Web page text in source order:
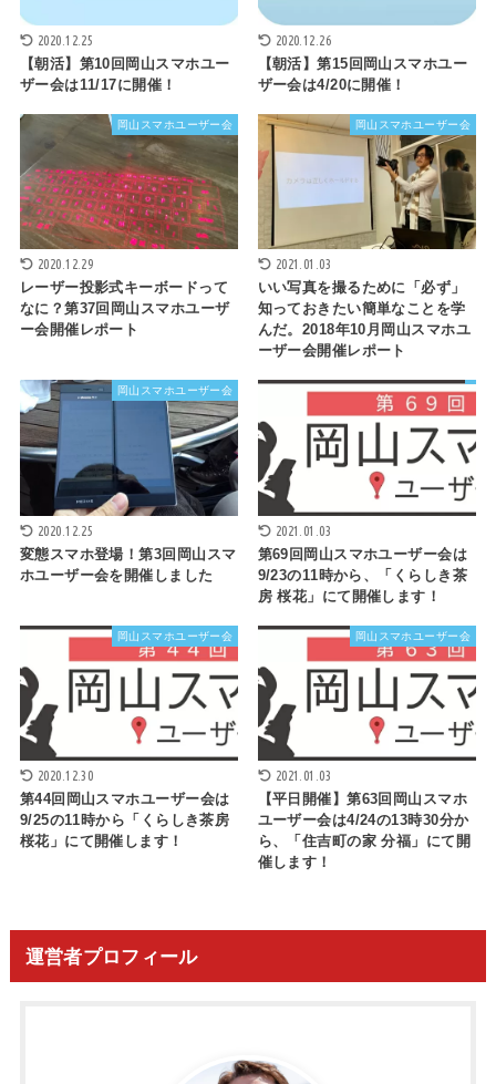
2020.12.25
【朝活】第10回岡山スマホユー
ザー会は11/17に開催！
2020.12.26
【朝活】第15回岡山スマホユー
ザー会は4/20に開催！
岡山スマホユーザー会
2020.12.29
レーザー投影式キーボードって
なに？第37回岡山スマホユーザ
ー会開催レポート
岡山スマホユーザー会
2021.01.03
いい写真を撮るために「必ず」
知っておきたい簡単なことを学
んだ。2018年10月岡山スマホユ
ーザー会開催レポート
岡山スマホユーザー会
2020.12.25
変態スマホ登場！第3回岡山スマ
ホユーザー会を開催しました
2021.01.03
第69回岡山スマホユーザー会は
9/23の11時から、「くらしき茶
房 桜花」にて開催します！
岡山スマホユーザー会
2020.12.30
第44回岡山スマホユーザー会は
9/25の11時から「くらしき茶房
桜花」にて開催します！
岡山スマホユーザー会
2021.01.03
【平日開催】第63回岡山スマホ
ユーザー会は4/24の13時30分か
ら、「住吉町の家 分福」にて開
催します！
運営者プロフィール